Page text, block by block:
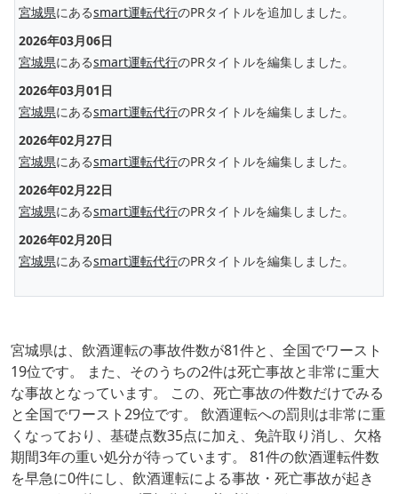
宮城県にあるsmart運転代行のPRタイトルを追加しました。
2026年03月06日
宮城県にあるsmart運転代行のPRタイトルを編集しました。
2026年03月01日
宮城県にあるsmart運転代行のPRタイトルを編集しました。
2026年02月27日
宮城県にあるsmart運転代行のPRタイトルを編集しました。
2026年02月22日
宮城県にあるsmart運転代行のPRタイトルを編集しました。
2026年02月20日
宮城県にあるsmart運転代行のPRタイトルを編集しました。
宮城県は、飲酒運転の事故件数が81件と、全国でワースト
19位です。 また、そのうちの2件は死亡事故と非常に重大
な事故となっています。 この、死亡事故の件数だけでみる
と全国でワースト29位です。 飲酒運転への罰則は非常に重
くなっており、基礎点数35点に加え、免許取り消し、欠格
期間3年の重い処分が待っています。 81件の飲酒運転件数
を早急に0件にし、飲酒運転による事故・死亡事故が起き